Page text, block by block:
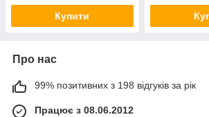
Купити
Про нас
99% позитивних з 198 відгуків за рік
Працює з 08.06.2012